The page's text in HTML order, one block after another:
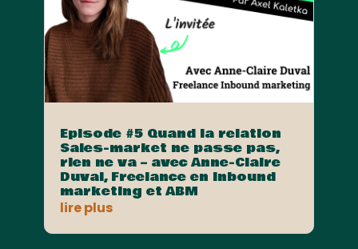
Episode #5 Quand la relation
Sales-market ne passe pas,
rien ne va – avec Anne-Claire
Duval, Freelance en Inbound
marketing et ABM
lire plus